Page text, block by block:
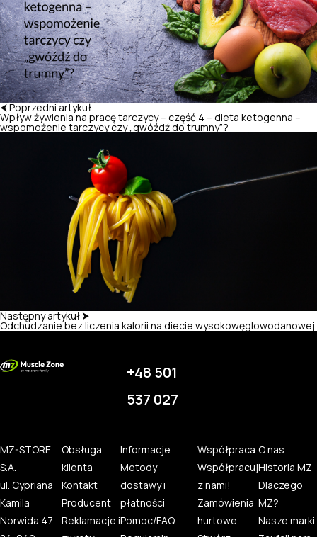
⮜ Poprzedni artykuł
Wpływ żywienia na pracę tarczycy – część 4 – dieta ketogenna –
wspomożenie tarczycy czy „gwóźdź do trumny”?
Następny artykuł ⮞
Odchudzanie bez liczenia kalorii na diecie wysokowęglowodanowej
+48 501
537 027
MZ-STORE
S.A.
ul. Cypriana
Kamila
Norwida 47
Obsługa
klienta
Kontakt
Producent
Reklamacje i
Informacje
Metody
dostawy i
płatności
Pomoc/FAQ
Współpraca
Współpracuj
z nami!
Zamówienia
hurtowe
O nas
Historia MZ
Dlaczego
MZ?
Nasze marki